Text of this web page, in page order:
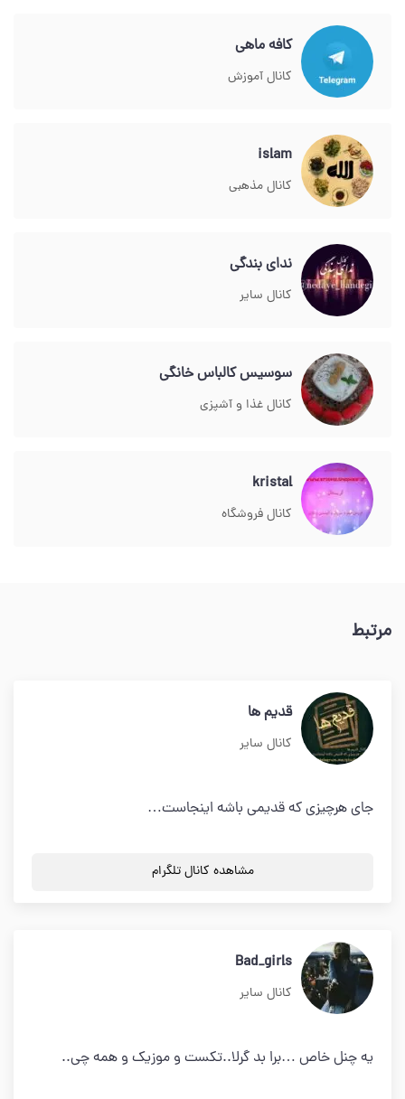
کافه ماهی
کانال آموزش
islam
کانال مذهبی
ندای بندگی
کانال سایر
سوسیس کالباس خانگی
کانال غذا و آشپزی
kristal
کانال فروشگاه
مرتبط
قدیم ها
کانال سایر
جای هرچیزی که قدیمی باشه اینجاست…
مشاهده کانال تلگرام
Bad_girls
کانال سایر
یه چنل خاص …برا بد گرلا..تکست و موزیک و همه چی..